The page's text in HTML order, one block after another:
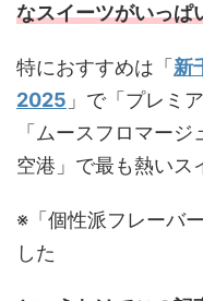
なスイーツがいっぱ
特におすすめは「 新
2025 」で「プレミ
「ムースフロマー
空港」で最も熱いス
※「個性派フレーバ
した